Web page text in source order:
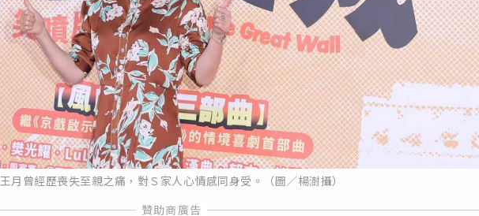
王月曾經歷喪失至親之痛，對Ｓ家人心情感同身受。（圖／楊澍攝）